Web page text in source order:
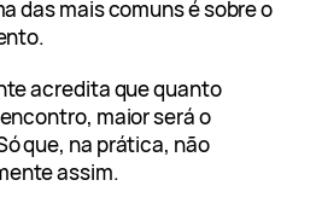
das mais comuns é sobre o
acredita que quanto
maior será o
que, na prática, não
assim.